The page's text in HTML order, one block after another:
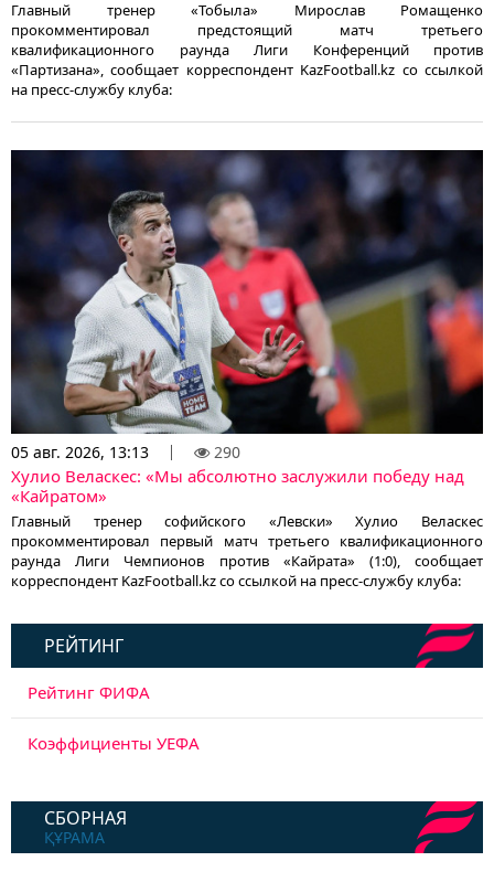
Главный тренер «Тобыла» Мирослав Ромащенко
прокомментировал предстоящий матч третьего
квалификационного раунда Лиги Конференций против
«Партизана», сообщает корреспондент KazFootball.kz со ссылкой
на пресс-службу клуба:
05 авг. 2026, 13:13 290
Хулио Веласкес: «Мы абсолютно заслужили победу над
«Кайратом»
Главный тренер софийского «Левски» Хулио Веласкес
прокомментировал первый матч третьего квалификационного
раунда Лиги Чемпионов против «Кайрата» (1:0), сообщает
корреспондент KazFootball.kz со ссылкой на пресс-службу клуба:
РЕЙТИНГ
Рейтинг ФИФА
Коэффициенты УЕФА
СБОРНАЯ
ҚҰРАМА